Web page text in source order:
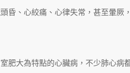
昏、心絞痛、心律失常，甚至暈厥
肥大為特點的心臟病，不少肺心病